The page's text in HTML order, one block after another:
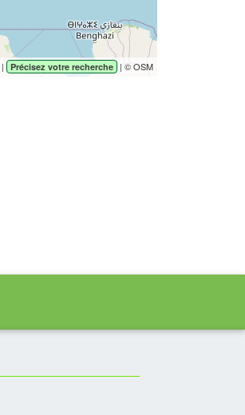
| Précisez votre recherche | © OSM